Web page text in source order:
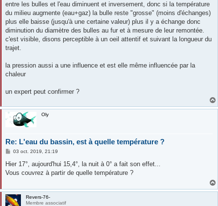
a
g
entre les bulles et l'eau diminuent et inversement, donc si la température
du milieu augmente (eau+gaz) la bulle reste "grosse" (moins d'échanges)
plus elle baisse (jusqu'à une certaine valeur) plus il y a échange donc
diminution du diamètre des bulles au fur et à mesure de leur remontée.
c'est visible, disons perceptible à un oeil attentif et suivant la longueur du
trajet.
la pression aussi a une influence et est elle même influencée par la
chaleur
un expert peut confirmer ?
Oly
Re: L'eau du bassin, est à quelle température ?
M
s
a
03 oct. 2019, 21:19
Hier 17°, aujourd'hui 15,4°, la nuit à 0° a fait son effet...
Vous couvrez à partir de quelle température ?
Revers-76-
Membre associatif